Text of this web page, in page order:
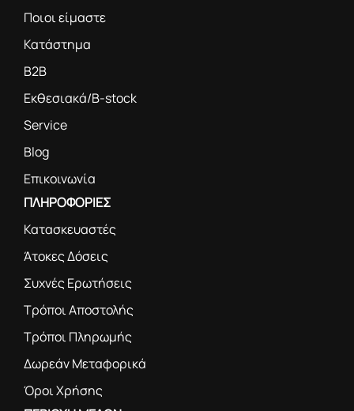
Ποιοι είμαστε
Κατάστημα
B2B
Εκθεσιακά/B-stock
Service
Blog
Επικοινωνία
ΠΛΗΡΟΦΟΡΙΕΣ
Κατασκευαστές
Άτοκες Δόσεις
Συχνές Ερωτήσεις
Τρόποι Αποστολής
Τρόποι Πληρωμής
Δωρεάν Μεταφορικά
Όροι Χρήσης